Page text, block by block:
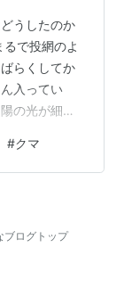
うしたのか
で投網のよ
らくしてか
入ってい
の光が細か
だった。今
数週間前には
だろう。し
った。が、
根こそぎ…
#クマ
ブログトップ